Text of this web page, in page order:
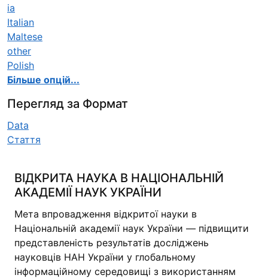
ia
Italian
Maltese
other
Polish
Більше опцій...
Перегляд за Формат
Data
Стаття
ВІДКРИТА НАУКА В НАЦІОНАЛЬНІЙ
АКАДЕМІЇ НАУК УКРАЇНИ
Мета впровадження відкритої науки в
Національній академії наук України — підвищити
представленість результатів досліджень
науковців НАН України у глобальному
інформаційному середовищі з використанням